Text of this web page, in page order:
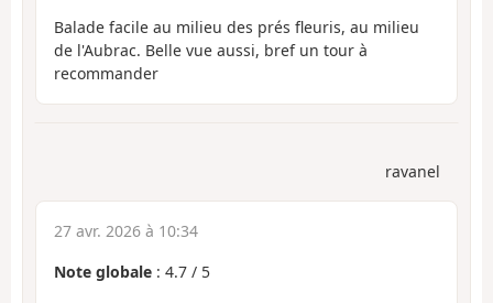
Balade facile au milieu des prés fleuris, au milieu
de l'Aubrac. Belle vue aussi, bref un tour à
recommander
ravanel
27 avr. 2026 à 10:34
Note globale : 4.7 / 5